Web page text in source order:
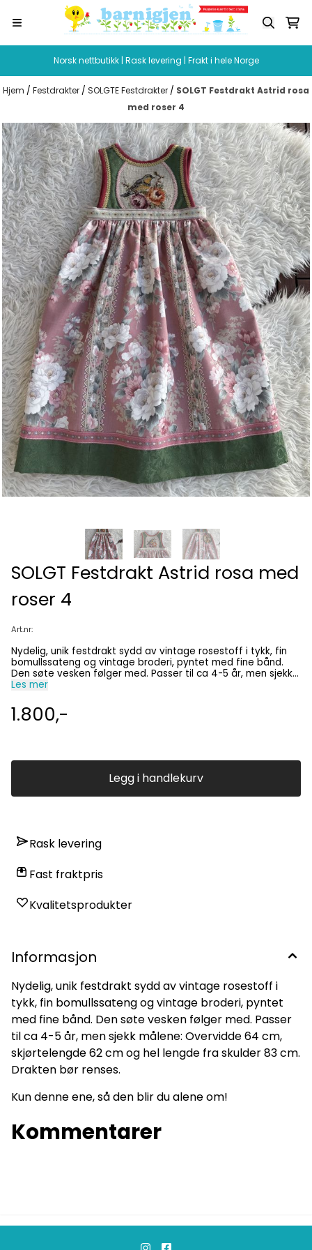
Hopp til innhold
Norsk nettbutikk | Rask levering | Frakt i hele Norge
Hjem / Festdrakter / SOLGTE Festdrakter / SOLGT Festdrakt Astrid rosa
med roser 4
SOLGT Festdrakt Astrid rosa med
roser 4
Art.nr:
Nydelig, unik festdrakt sydd av vintage rosestoff i tykk, fin
bomullssateng og vintage broderi, pyntet med fine bånd.
Den søte vesken følger med. Passer til ca 4-5 år, men sjekk
målene: Overvidde 64 cm, skjørtelengde 62 cm og hel
så den blir du alene om!
Les mer
1.800,-
Legg i handlekurv
Rask levering
Fast fraktpris
Kvalitetsprodukter
Informasjon
Nydelig, unik festdrakt sydd av vintage rosestoff i
tykk, fin bomullssateng og vintage broderi, pyntet
med fine bånd. Den søte vesken følger med. Passer
til ca 4-5 år, men sjekk målene: Overvidde 64 cm,
skjørtelengde 62 cm og hel lengde fra skulder 83 cm.
Drakten bør renses.
Kun denne ene, så den blir du alene om!
Kommentarer